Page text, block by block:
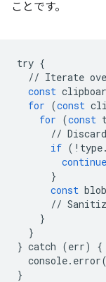
ことです。
try {
// Iterate
const
for (const
for (const
// Discard
if ( ! type.
continue
}
const blob
//
}
}
} catch (err)
{
console. error(
}